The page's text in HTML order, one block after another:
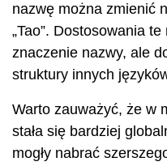
nazwę można zmienić
„Tao”. Dostosowania
znaczenie nazwy, ale
struktury innych
Warto zauważyć, że w
stała się bardziej
mogły nabrać